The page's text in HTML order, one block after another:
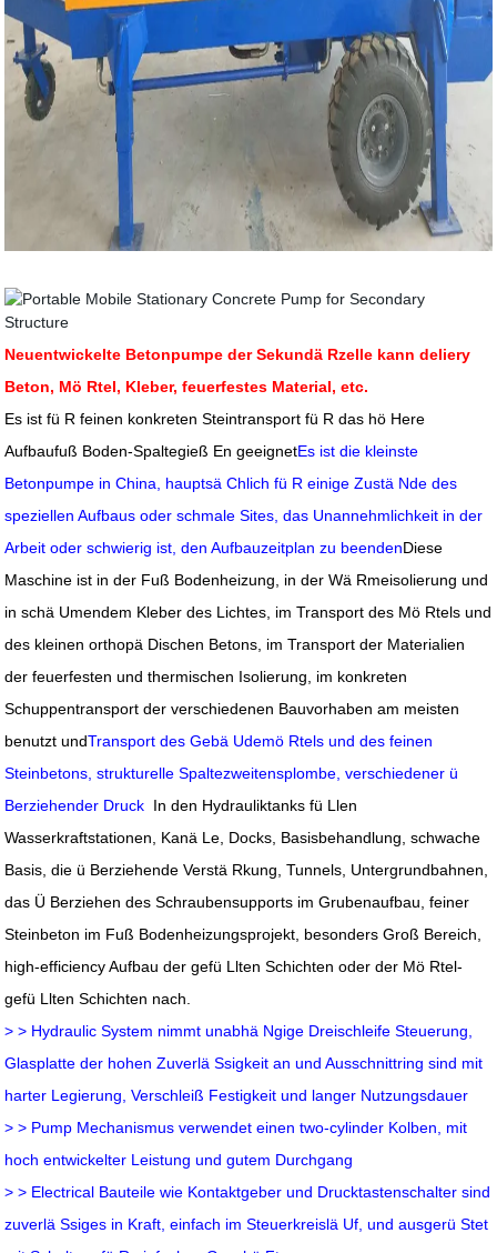
Neuentwickelte Betonpumpe der Sekundä Rzelle kann deliery
Beton, Mö Rtel, Kleber, feuerfestes Material, etc.
Es ist fü R feinen konkreten Steintransport fü R das hö Here
Aufbaufuß Boden-Spaltegieß En geeignetEs ist die kleinste
Betonpumpe in China, hauptsä Chlich fü R einige Zustä Nde des
speziellen Aufbaus oder schmale Sites, das Unannehmlichkeit in der
Arbeit oder schwierig ist, den Aufbauzeitplan zu beendenDiese
Maschine ist in der Fuß Bodenheizung, in der Wä Rmeisolierung und
in schä Umendem Kleber des Lichtes, im Transport des Mö Rtels und
des kleinen orthopä Dischen Betons, im Transport der Materialien
der feuerfesten und thermischen Isolierung, im konkreten
Schuppentransport der verschiedenen Bauvorhaben am meisten
benutzt undTransport des Gebä Udemö Rtels und des feinen
Steinbetons, strukturelle Spaltezweitensplombe, verschiedener ü
Berziehender Druck In den Hydrauliktanks fü Llen
Wasserkraftstationen, Kanä Le, Docks, Basisbehandlung, schwache
Basis, die ü Berziehende Verstä Rkung, Tunnels, Untergrundbahnen,
das Ü Berziehen des Schraubensupports im Grubenaufbau, feiner
Steinbeton im Fuß Bodenheizungsprojekt, besonders Groß Bereich,
high-efficiency Aufbau der gefü Llten Schichten oder der Mö Rtel-
gefü Llten Schichten nach.
> > Hydraulic System nimmt unabhä Ngige Dreischleife Steuerung,
Glasplatte der hohen Zuverlä Ssigkeit an und Ausschnittring sind mit
harter Legierung, Verschleiß Festigkeit und langer Nutzungsdauer
> > Pump Mechanismus verwendet einen two-cylinder Kolben, mit
hoch entwickelter Leistung und gutem Durchgang
> > Electrical Bauteile wie Kontaktgeber und Drucktastenschalter sind
zuverlä Ssiges in Kraft, einfach im Steuerkreislä Uf, und ausgerü Stet